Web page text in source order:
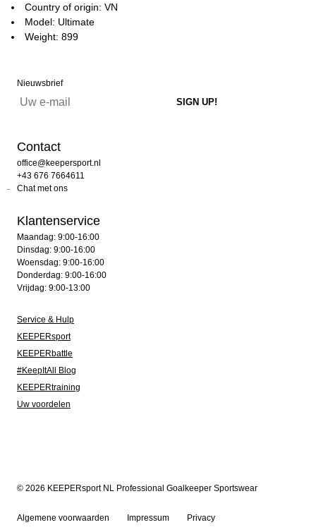
Country of origin: VN
Model: Ultimate
Weight: 899
Nieuwsbrief
Contact
office@keepersport.nl
+43 676 7664611
Chat met ons
Klantenservice
Maandag: 9:00-16:00
Dinsdag: 9:00-16:00
Woensdag: 9:00-16:00
Donderdag: 9:00-16:00
Vrijdag: 9:00-13:00
Service & Hulp
KEEPERsport
KEEPERbattle
#KeepItAll Blog
KEEPERtraining
Uw voordelen
© 2026 KEEPERsport NL Professional Goalkeeper Sportswear
Algemene voorwaarden Impressum Privacy